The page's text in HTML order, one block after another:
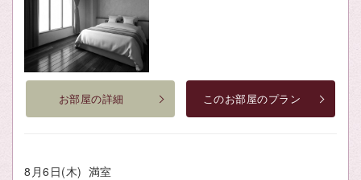
お部屋の詳細 このお部屋のプラン
8月6日(木) 満室